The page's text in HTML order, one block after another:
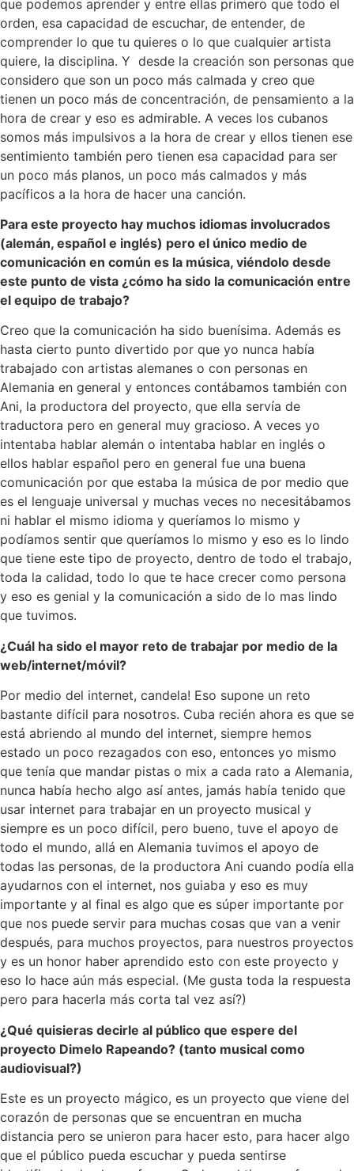
que podemos aprender y entre ellas primero que todo el
orden, esa capacidad de escuchar, de entender, de
comprender lo que tu quieres o lo que cualquier artista
quiere, la disciplina. Y desde la creación son personas que
considero que son un poco más calmada y creo que
tienen un poco más de concentración, de pensamiento a la
hora de crear y eso es admirable. A veces los cubanos
somos más impulsivos a la hora de crear y ellos tienen ese
sentimiento también pero tienen esa capacidad para ser
un poco más planos, un poco más calmados y más
pacíficos a la hora de hacer una canción.
Para este proyecto hay muchos idiomas involucrados
(alemán, español e inglés) pero el único medio de
comunicación en común es la música, viéndolo desde
este punto de vista ¿cómo ha sido la comunicación entre
el equipo de trabajo?
Creo que la comunicación ha sido buenísima. Además es
hasta cierto punto divertido por que yo nunca había
trabajado con artistas alemanes o con personas en
Alemania en general y entonces contábamos también con
Ani, la productora del proyecto, que ella servía de
traductora pero en general muy gracioso. A veces yo
intentaba hablar alemán o intentaba hablar en inglés o
ellos hablar español pero en general fue una buena
comunicación por que estaba la música de por medio que
es el lenguaje universal y muchas veces no necesitábamos
ni hablar el mismo idioma y queríamos lo mismo y
podíamos sentir que queríamos lo mismo y eso es lo lindo
que tiene este tipo de proyecto, dentro de todo el trabajo,
toda la calidad, todo lo que te hace crecer como persona
y eso es genial y la comunicación a sido de lo mas lindo
que tuvimos.
¿Cuál ha sido el mayor reto de trabajar por medio de la
web/internet/móvil?
Por medio del internet, candela! Eso supone un reto
bastante difícil para nosotros. Cuba recién ahora es que se
está abriendo al mundo del internet, siempre hemos
estado un poco rezagados con eso, entonces yo mismo
que tenía que mandar pistas o mix a cada rato a Alemania,
nunca había hecho algo así antes, jamás había tenido que
usar internet para trabajar en un proyecto musical y
siempre es un poco difícil, pero bueno, tuve el apoyo de
todo el mundo, allá en Alemania tuvimos el apoyo de
todas las personas, de la productora Ani cuando podía ella
ayudarnos con el internet, nos guiaba y eso es muy
importante y al final es algo que es súper importante por
que nos puede servir para muchas cosas que van a venir
después, para muchos proyectos, para nuestros proyectos
y es un honor haber aprendido esto con este proyecto y
eso lo hace aún más especial. (Me gusta toda la respuesta
pero para hacerla más corta tal vez así?)
¿Qué quisieras decirle al público que espere del
proyecto Dimelo Rapeando? (tanto musical como
audiovisual?)
Este es un proyecto mágico, es un proyecto que viene del
corazón de personas que se encuentran en mucha
distancia pero se unieron para hacer esto, para hacer algo
que el público pueda escuchar y pueda sentirse